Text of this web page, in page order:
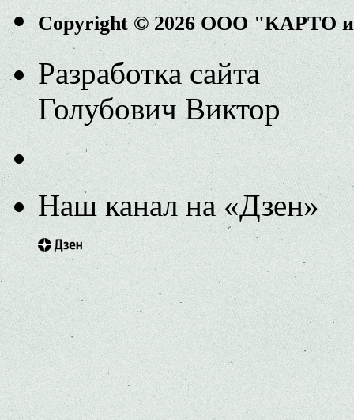
Copyright © 2026 ООО "КАРТО
Разработка сайта
Голубович Виктор
Наш канал на «Дзен»